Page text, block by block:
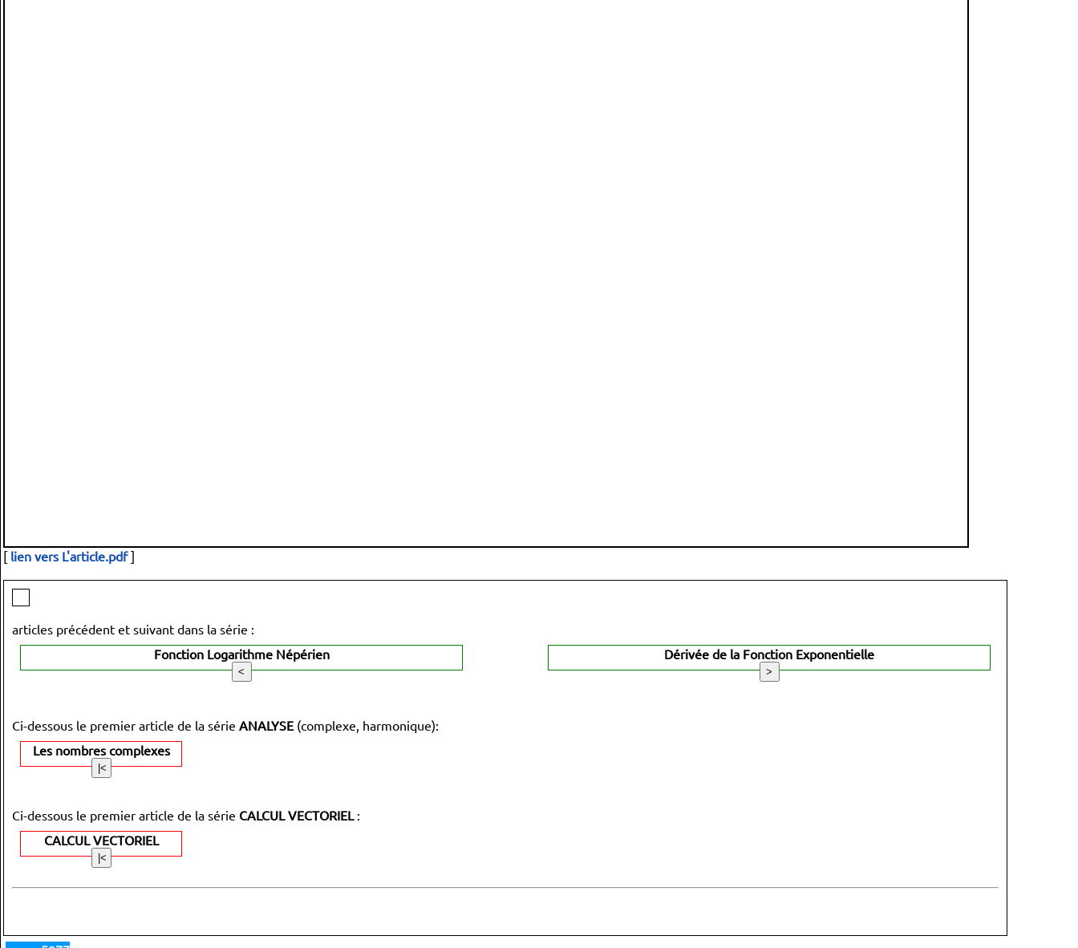
[ lien vers L'article.pdf]
articles précédent et suivant dans la série :
Fonction Logarithme Népérien
Dérivée de la Fonction Exponentielle
Ci-dessous le premier article de la série ANALYSE(complexe, harmonique):
Les nombres complexes
Ci-dessous le premier article de la série CALCUL VECTORIEL:
CALCUL VECTORIEL